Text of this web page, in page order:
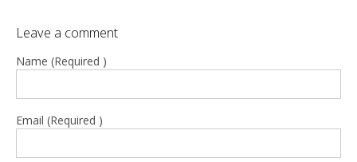
Leave a comment
Name (Required )
Email (Required )